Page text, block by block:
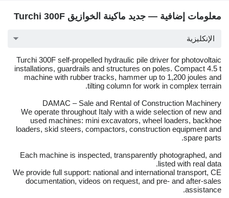
معلومات إضافية — جديد ماكينة الخوازيق Turchi 300F
الإنكليزية
Turchi 300F self-propelled hydraulic pile driver for photovoltaic
installations, guardrails and structures on poles. Compact 4.5 t
machine with rubber tracks, hammer up to 1,200 joules and
tilting column for work in complex terrain.
DAMAC – Sale and Rental of Construction Machinery
We operate throughout Italy with a wide selection of new and
used machines: mini excavators, wheel loaders, backhoe
loaders, skid steers, compactors, construction equipment and
spare parts.
Each machine is inspected, transparently photographed, and
listed with real data.
We provide full support: national and international transport, CE
documentation, videos on request, and pre- and after-sales
assistance.